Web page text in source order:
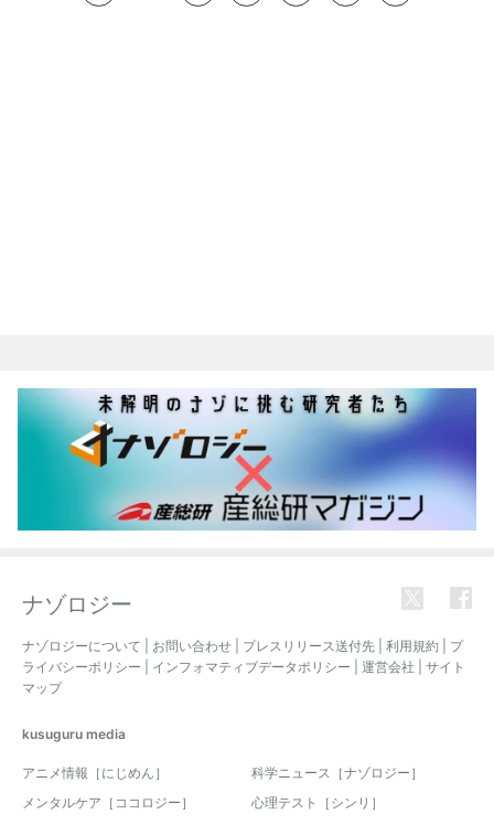
ナゾロジー
ナゾロジーについて お問い合わせ プレスリリース送付先 利用規約
プ
ライバシーポリシー
インフォマティブデータポリシー 運営会社
サイト
マップ
kusuguru media
アニメ情報［にじめん］
科学ニュース［ナゾロジー］
メンタルケア［ココロジー］
心理テスト［シンリ］